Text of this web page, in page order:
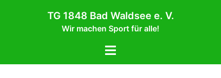
TG 1848 Bad Waldsee e. V.
Wir machen Sport für alle!
Menü